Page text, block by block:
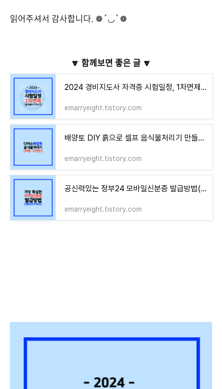
읽어주셔서 감사합니다. ❁´◡`❁
🔽 함께보면 좋은 글 🔽
2024 경비지도사 자격증 시험일정, 1차면제 조건과 시험과목은?(합격률 10%)
emarryeight.tistory.com
배양토 DIY 흙으로 셀프 음식물처리기 만들기!(다이소 5천원 후기)
emarryeight.tistory.com
공신력있는 정부24 모바일신분증 발급방법(준비물: PASS앱, 주민등록증)
emarryeight.tistory.com